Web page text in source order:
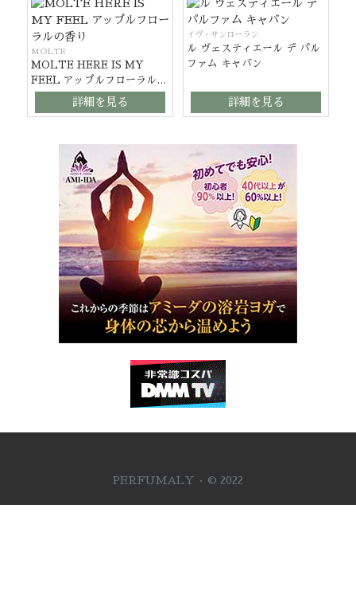
MOLTE
MOLTE HERE IS MY
FEEL アップルフローラルの
詳細を見る
イヴ・サンローラン
ル ヴェスティエール デ パル
ファム キャバン
詳細を見る
PERFUMALY · © 2022